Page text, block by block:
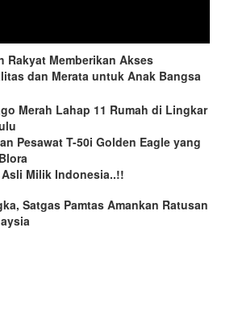
Rakyat Memberikan Akses
dan Merata untuk Anak Bangsa
Merah Lahap 11 Rumah di Lingkar
Pesawat T-50i Golden Eagle yang
Milik Indonesia..!!
Satgas Pamtas Amankan Ratusan